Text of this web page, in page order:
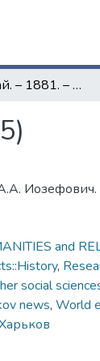
Южный край. – 1881. – 23 июня (№ 165)
and
,
social
news, World